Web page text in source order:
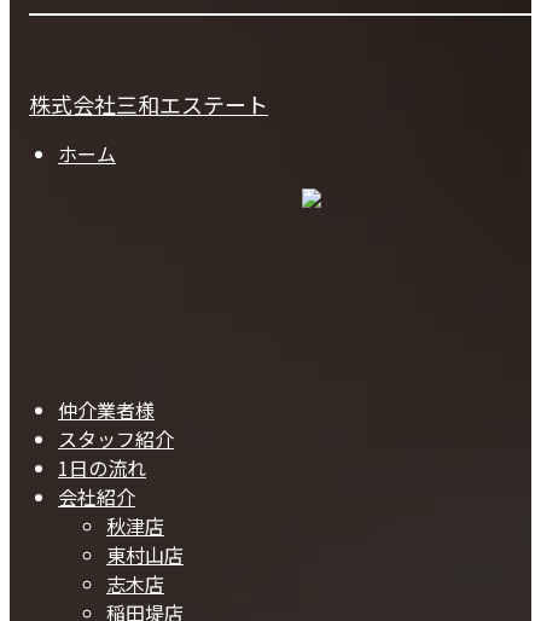
株式会社三和エステート
ホーム
仲介業者様
スタッフ紹介
1日の流れ
会社紹介
秋津店
東村山店
志木店
稲田堤店